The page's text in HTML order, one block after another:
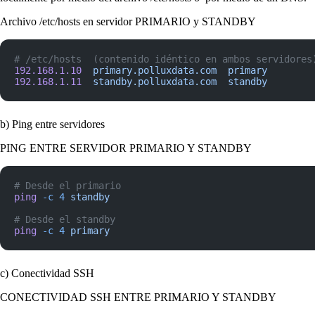
Archivo /etc/hosts en servidor PRIMARIO y STANDBY
# /etc/hosts  (contenido idéntico en ambos
192.168.1.10
  primary.polluxdata.com
  primary
192.168.1.11
  standby.polluxdata.com
  standby
b) Ping entre servidores
PING ENTRE SERVIDOR PRIMARIO Y STANDBY
# Desde el primario
ping -c 4 standby
# Desde el standby
ping -c 4 primary
c) Conectividad SSH
CONECTIVIDAD SSH ENTRE PRIMARIO Y STANDBY